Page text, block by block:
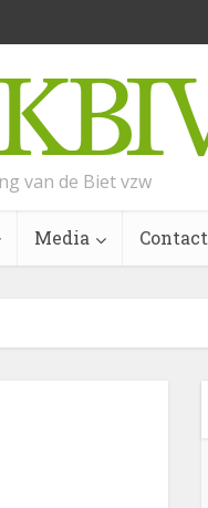
van de Biet vzw
Media Contact